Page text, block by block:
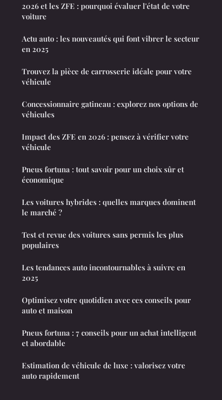
2026 et les ZFE : pourquoi évaluer l'état de votre
voiture
Actu auto : les nouveautés qui font vibrer le secteur
en 2025
Trouvez la pièce de carrosserie idéale pour votre
véhicule
Concessionnaire gatineau : explorez nos options de
véhicules
Impact des ZFE en 2026 : pensez à vérifier votre
véhicule
Pneus fortuna : tout savoir pour un choix sûr et
économique
Les voitures hybrides : quelles marques dominent
le marché ?
Test et revue des voitures sans permis les plus
populaires
Les tendances auto incontournables à suivre en
2025
Optimisez votre quotidien avec ces conseils pour
auto et maison
Pneus fortuna : 7 conseils pour un achat intelligent
et abordable
Estimation de véhicule de luxe : valorisez votre
auto rapidement